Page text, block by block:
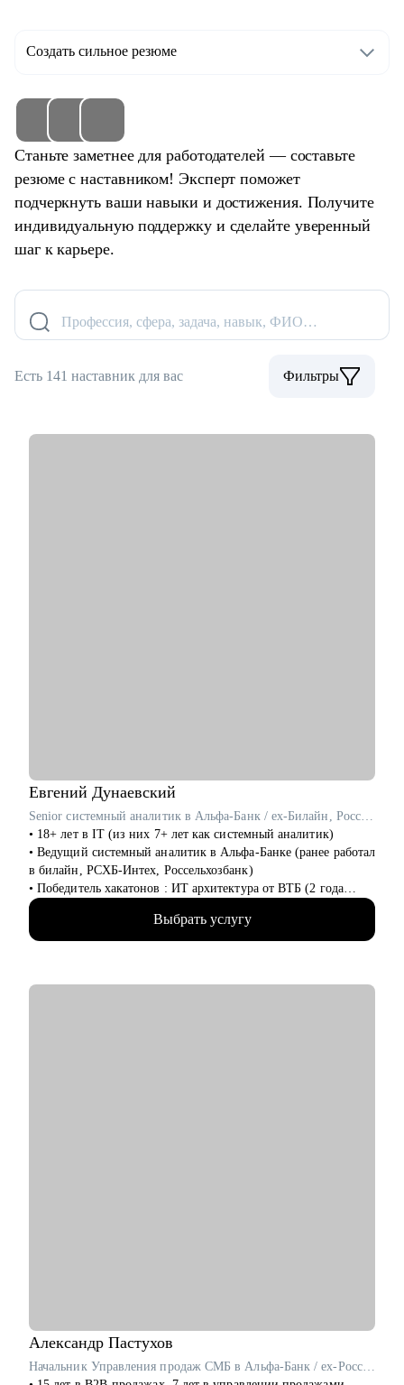
Создать сильное резюме
Станьте заметнее для работодателей — составьте
резюме с наставником! Эксперт поможет
подчеркнуть ваши навыки и достижения. Получите
индивидуальную поддержку и сделайте уверенный
шаг к карьере.
Профессия, сфера, задача, навык, ФИО…
Есть 141 наставник для вас Фильтры
Евгений Дунаевский
Senior системный аналитик в Альфа-Банк / ex-Билайн, Россельхозбанк
• 18+ лет в IT (из них 7+ лет как системный аналитик)
• Ведущий системный аналитик в Альфа-Банке (ранее работал
в билайн, РСХБ-Интех, Россельхозбанк)
• Победитель хакатонов : ИТ архитектура от ВТБ (2 года
подряд), IT_ONE CUP среди системных аналитиков
• Разработал с нуля множество сервисов и систем интеграции
в крупнейших компаниях
Выбрать услугу
Александр Пастухов
Начальник Управления продаж СМБ в Альфа-Банк / ex-Россельхозбанк, Русфинанс Банк